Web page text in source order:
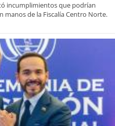
incumplimientos que podrían
de la Fiscalía Centro Norte.